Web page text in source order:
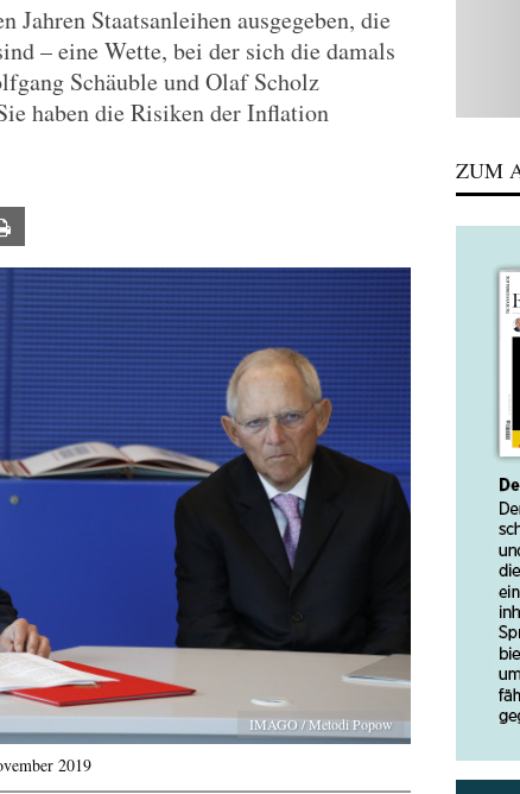
Jahren Staatsanleihen ausgegeben, die
– eine Wette, bei der sich die damals
Schäuble und Olaf Scholz
haben die Risiken der Inflation
IMAGO / Metodi Popow
2019
ZUM